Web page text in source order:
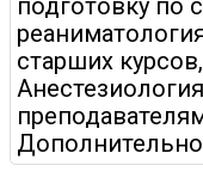
подготовку по
старших